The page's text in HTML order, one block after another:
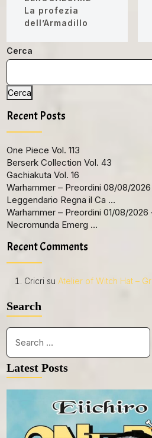
La profezia
dell’Armadillo
Cerca
Cerca
Recent Posts
One Piece Vol. 113
Berserk Collection Vol. 43
Gachiakuta Vol. 16
Warhammer – Preordini 08/08/
Leggendario Regna il Ca …
Warhammer – Preordini 01/08/2026
Necromunda Emerg …
Recent Comments
Cricri su Atelier of Witch Hat –
Search
Latest Posts